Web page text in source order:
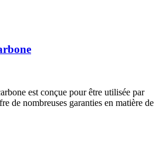
est conçue pour être utilisée par
de nombreuses garanties en matière de